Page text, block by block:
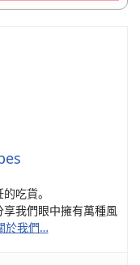
吃貨。
我們眼中擁有萬種風
於我們…